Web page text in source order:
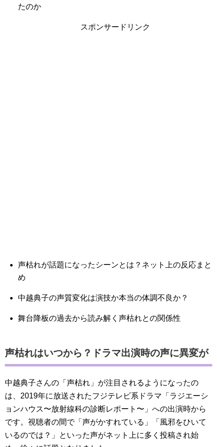
たのか
スポンサードリンク
声枯れが話題になったシーンとは？ネット上の反応まと
め
中越典子の声質変化は演技か本当の体調不良か？
舞台降板の過去から読み解く声枯れとの関係性
声枯れはいつから？ドラマ出演時の声に異変が
中越典子さんの「声枯れ」が注目されるようになったの
は、2019年に放送されたフジテレビ系ドラマ「ラジエーシ
ョンハウス〜放射線科の診断レポート〜」への出演時から
です。視聴者の間で「声がかすれている」「風邪をひいて
いるのでは？」といった声がネット上に多く投稿され始